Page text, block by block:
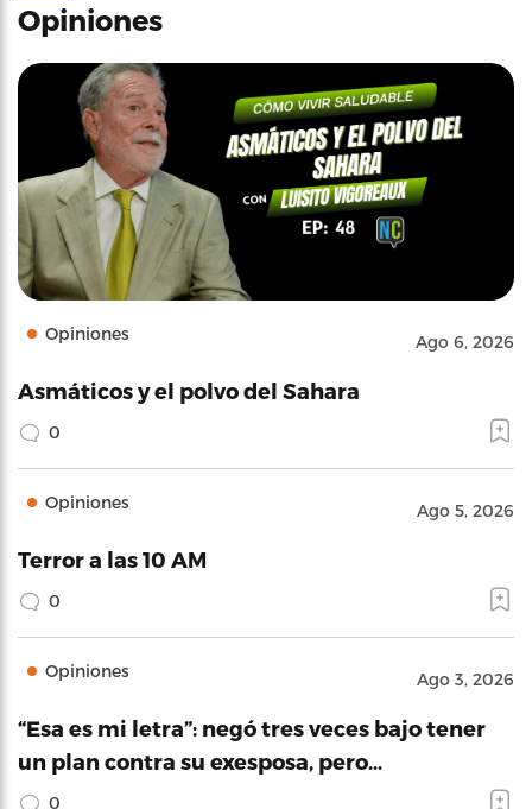
Opiniones
Opiniones Ago 6, 2026
Asmáticos y el polvo del Sahara
0
Opiniones Ago 5, 2026
Terror a las 10 AM
0
Opiniones Ago 3, 2026
“Esa es mi letra”: negó tres veces bajo tener
un plan contra su exesposa, pero…
0